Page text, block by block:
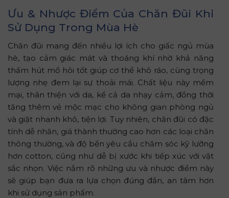
Ưu & Nhược Điểm Của Chăn Đũi Khi
Sử Dụng Trong Mùa Hè
Chăn đũi mang đến nhiều lợi ích cho giấc ngủ mùa
hè, tạo cảm giác mát và thoáng khí nhờ khả năng
thấm hút mồ hôi tốt giúp cơ thể khô ráo, cùng trọng
lượng nhẹ đem lại sự thoải mái. Chất liệu này mềm
mại, thân thiện với da, kể cả da nhạy cảm, đồng thời
tăng thêm vẻ mộc mạc cho không gian phòng ngủ
và giặt nhanh khô, tiện lợi. Tuy nhiên, chăn đũi có đặc
tính dễ nhăn, giá thành thường cao hơn các loại chăn
thông thường, và độ bền yêu cầu chăm sóc kỹ lưỡng
hơn cotton, cũng như dễ bị xước khi tiếp xúc với vật
sắc nhọn. Việc nắm rõ những ưu và nhược điểm này
sẽ giúp bạn đưa ra lựa chọn đúng đắn, an tâm hơn
khi sử dụng sản phẩm.